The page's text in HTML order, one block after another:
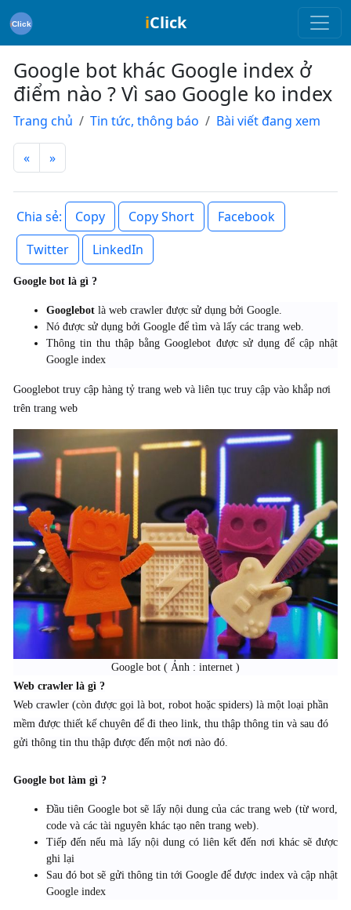
iClick
Google bot khác Google index ở
điểm nào ? Vì sao Google ko index
Trang chủ Tin tức, thông báo Bài viết đang xem
« »
Chia sẻ: Copy Copy Short
Facebook
Twitter
LinkedIn
Google bot là gì ?
Googlebot là web crawler được sử dụng bởi Google.
Nó được sử dụng bởi Google để tìm và lấy các trang web.
Thông tin thu thập bằng Googlebot được sử dụng để cập nhật
Google index
Googlebot truy cập hàng tỷ trang web và liên tục truy cập vào khắp nơi
trên trang web
Google bot ( Ảnh : internet )​
Web crawler là gì ?
Web crawler (còn được gọi là bot, robot hoặc spiders) là một loại phần
mềm được thiết kế chuyên để đi theo link, thu thập thông tin và sau đó
gửi thông tin thu thập được đến một nơi nào đó.
Google bot làm gì ?
Đầu tiên Google bot sẽ lấy nội dung của các trang web (từ word,
code và các tài nguyên khác tạo nên trang web).
Tiếp đến nếu mà lấy nội dung có liên kết đến nơi khác sẽ được
ghi lại
Sau đó bot sẽ gửi thông tin tới Google để được index và cập nhật
Google index